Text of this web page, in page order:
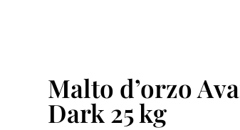
Malto d’orzo
Dark 25 kg